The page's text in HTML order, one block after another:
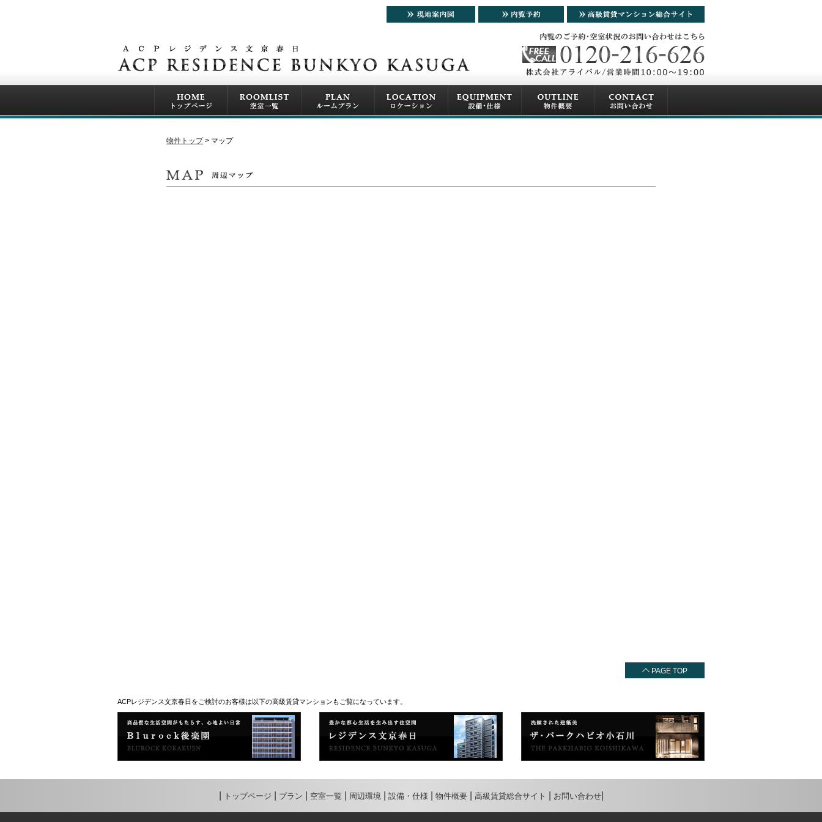
物件トップ マップ
PAGE TOP
ACPレジデンス文京春日をご検討のお客様は以下の高級賃貸マンションもご覧になっています。
トップページ プラン 空室一覧 周辺環境 設備・仕様 物件概要 高級賃貸総合サイト お問い合わせ